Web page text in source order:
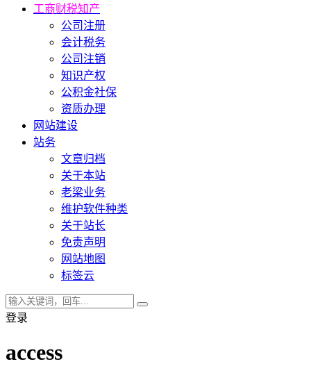
工商财税知产
公司注册
会计税务
公司注销
知识产权
公积金社保
资质办理
网站建设
站务
文章归档
关于本站
老梁业务
维护软件种类
关于站长
免责声明
网站地图
标签云
登录
access